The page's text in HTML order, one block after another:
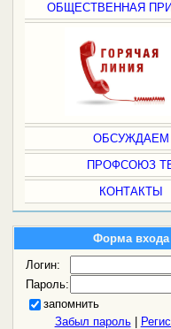
ОБЩЕСТВЕННАЯ
ОБСУЖДАЕМ
ПРОФСОЮЗ
КОНТАКТЫ
Форма входа
Логин:
Пароль:
запомнить
Забыл пароль|